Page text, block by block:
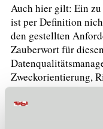
Auch hier gilt: Ein zu
ist per Definition
den gestellten
Zauberwort für
Zweckorientierung,
Stakeholder und
fortschreitende